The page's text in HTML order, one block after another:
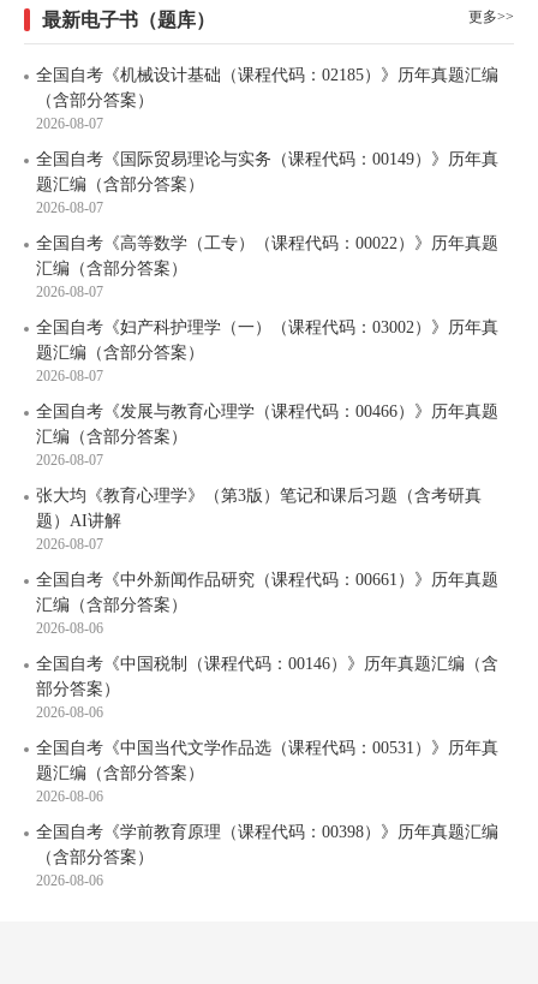
更多>>
最新电子书（题库）
全国自考《机械设计基础（课程代码：02185）》历年真题汇编
（含部分答案）
2026-08-07
全国自考《国际贸易理论与实务（课程代码：00149）》历年真
题汇编（含部分答案）
2026-08-07
全国自考《高等数学（工专）（课程代码：00022）》历年真题
汇编（含部分答案）
2026-08-07
全国自考《妇产科护理学（一）（课程代码：03002）》历年真
题汇编（含部分答案）
2026-08-07
全国自考《发展与教育心理学（课程代码：00466）》历年真题
汇编（含部分答案）
2026-08-07
张大均《教育心理学》（第3版）笔记和课后习题（含考研真
题）AI讲解
2026-08-07
全国自考《中外新闻作品研究（课程代码：00661）》历年真题
汇编（含部分答案）
2026-08-06
全国自考《中国税制（课程代码：00146）》历年真题汇编（含
部分答案）
2026-08-06
全国自考《中国当代文学作品选（课程代码：00531）》历年真
题汇编（含部分答案）
2026-08-06
全国自考《学前教育原理（课程代码：00398）》历年真题汇编
（含部分答案）
2026-08-06